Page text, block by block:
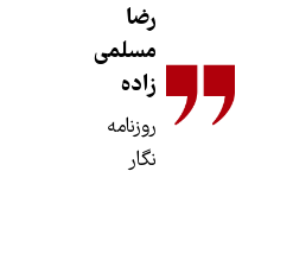
رضا
مسلمی
زاده
روزنامه
نگار